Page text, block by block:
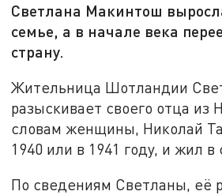
Светлана Макинтош
семье, а в начале века
страну.
Жительница Шотландии
разыскивает своего отца из
словам женщины, Николай
1940 или в 1941 году, и жил
По сведениям Светланы, её